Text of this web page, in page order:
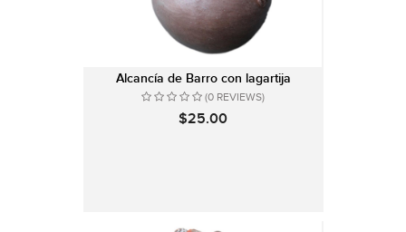
Alcancía de Barro con lagartija
(0 REVIEWS)
$25.00